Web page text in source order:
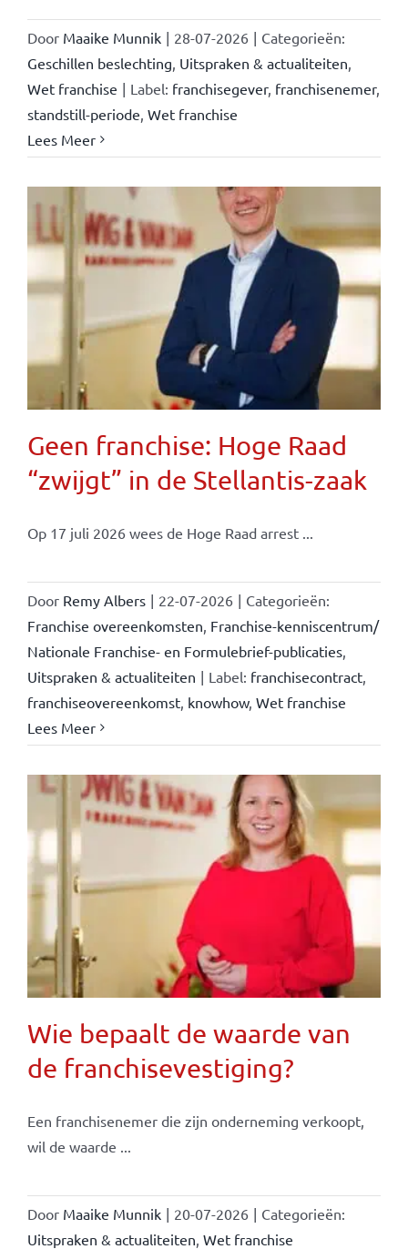
Door Maaike Munnik | 28-07-2026 | Categorieën:
Geschillen beslechting Uitspraken & actualiteiten
Wet franchise | Label: franchisegever, franchisenemer,
standstill-periode Wet franchise
Lees Meer
Geen franchise: Hoge Raad
“zwijgt” in de Stellantis-zaak
Op 17 juli 2026 wees de Hoge Raad arrest ...
Door Remy Albers | 22-07-2026 | Categorieën:
Franchise overeenkomsten Franchise-kenniscentrum/
Nationale Franchise- en Formulebrief-publicaties,
Uitspraken & actualiteiten | Label: franchisecontract,
franchiseovereenkomst, knowhow, Wet franchise
Lees Meer
Wie bepaalt de waarde van
de franchisevestiging?
Een franchisenemer die zijn onderneming verkoopt,
wil de waarde ...
Door Maaike Munnik | 20-07-2026 | Categorieën:
Uitspraken & actualiteiten Wet franchise